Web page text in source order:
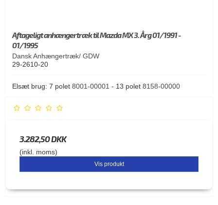
Aftageligt anhængertræk til Mazda MX 3. Årg 01/1991 -
01/1995
Dansk Anhængertræk/ GDW
29-2610-20
Elsæt brug: 7 polet 8001-00001 - 13 polet 8158-00000
3.282,50 DKK
(inkl. moms)
Vis produkt